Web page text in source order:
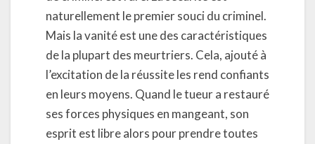
naturellement le premier souci du criminel.
Mais la vanité est une des caractéristiques
de la plupart des meurtriers. Cela, ajouté à
l’excitation de la réussite les rend confiants
en leurs moyens. Quand le tueur a restauré
ses forces physiques en mangeant, son
esprit est libre alors pour prendre toutes